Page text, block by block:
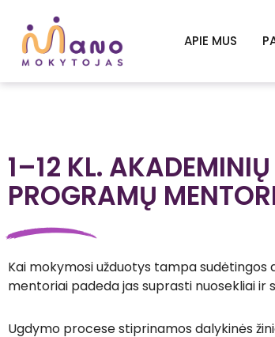
APIE MUS
1–12 KL.
PROGRAMŲ
Kai mokymosi užduotys tampa sudėtingos
mentoriai padeda jas suprasti nuosekliai ir
Ugdymo procese stiprinamos dalykinės